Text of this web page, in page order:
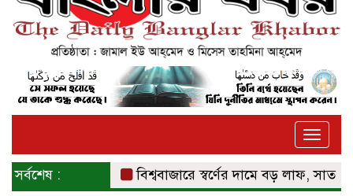
Toggle
সর্বশেষ : বিশ্ববাজারে স্বর্ণের দামে বড় লাফ, সাত